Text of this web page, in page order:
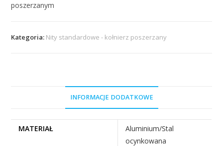
poszerzanym
Kategoria: Nity standardowe - kołnierz poszerzany
INFORMACJE DODATKOWE
MATERIAŁ
Aluminium/Stal
ocynkowana